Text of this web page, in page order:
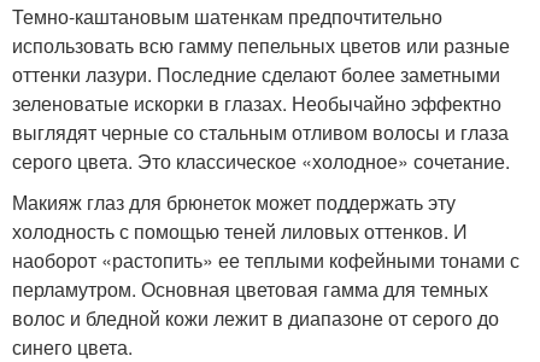
Темно-каштановым шатенкам предпочтительно
использовать всю гамму пепельных цветов или разные
оттенки лазури. Последние сделают более заметными
зеленоватые искорки в глазах. Необычайно эффектно
выглядят черные со стальным отливом волосы и глаза
серого цвета. Это классическое «холодное» сочетание.
Макияж глаз для брюнеток может поддержать эту
холодность с помощью теней лиловых оттенков. И
наоборот «растопить» ее теплыми кофейными тонами с
перламутром. Основная цветовая гамма для темных
волос и бледной кожи лежит в диапазоне от серого до
синего цвета.